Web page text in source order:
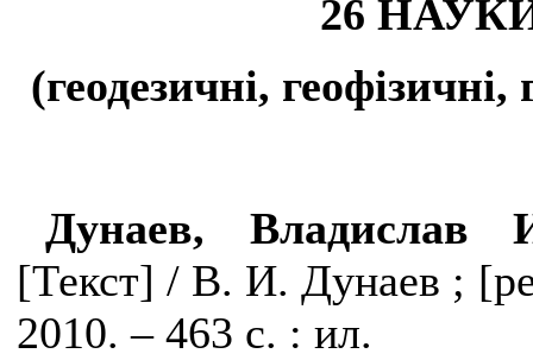
26
(геодезичні,
Дунаев, Владислав
[Текст] / В. И. Дунаев ;
2010. – 463 с. : ил.